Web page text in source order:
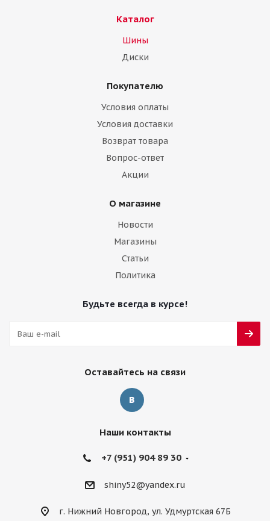
Каталог
Шины
Диски
Покупателю
Условия оплаты
Условия доставки
Возврат товара
Вопрос-ответ
Акции
О магазине
Новости
Магазины
Статьи
Политика
Будьте всегда в курсе!
Оставайтесь на связи
Наши контакты
+7 (951) 904 89 30
shiny52@yandex.ru
г. Нижний Новгород, ул. Удмуртская 67Б